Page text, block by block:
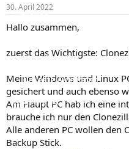
Aktuelles
Neue Beiträge
Neueste Aktivitäten
Leserartikel
Regeln
e
r
t
a
30. April 2022
Hallo zusammen,
zuerst das Wichtigste:
Meine Windows und Linux
gesichert und auch ebenso
Am Haupt PC hab ich eine
brauche ich nur den
Alle anderen PC wollen den
Backup Stick.